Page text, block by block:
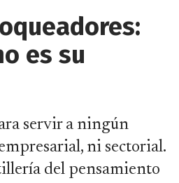
es su
servir a ningún
ni sectorial.
del pensamiento